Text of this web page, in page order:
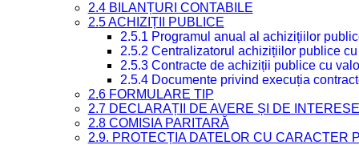
2.4 BILANȚURI CONTABILE
2.5 ACHIZIȚII PUBLICE
2.5.1 Programul anual al achizițiilor
2.5.2 Centralizatorul achizițiilor publice
2.5.3 Contracte de achiziții publice cu
2.5.4 Documente privind execuția
2.6 FORMULARE TIP
2.7 DECLARAȚII DE AVERE ȘI DE INTERESE
2.8 COMISIA PARITARĂ
2.9. PROTECȚIA DATELOR CU CARACTER